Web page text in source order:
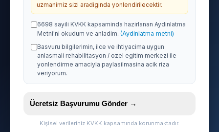
uzmanimiz sizi aradiginda yonlendirilecektir.
6698 sayili KVKK kapsaminda hazirlanan Aydinlatma
Metni'ni okudum ve anladim. (Aydinlatma metni)
Basvuru bilgilerimin, ilce ve ihtiyacima uygun
anlasmali rehabilitasyon / ozel egitim merkezi ile
yonlendirme amaciyla paylasilmasina acik riza
veriyorum.
Ücretsiz Başvurumu Gönder →
Kişisel verileriniz KVKK kapsamında korunmaktadır.